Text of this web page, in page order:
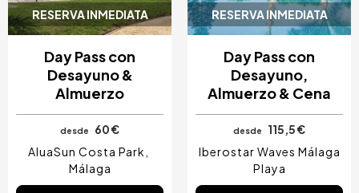
RESERVA INMEDIATA
Day Pass con
Desayuno &
Almuerzo
desde
60 €
AluaSun Costa Park
Málaga
RESERVA INMEDIATA
Day Pass con
Desayuno,
Almuerzo & Cena
desde
115,5 €
Iberostar Waves Málaga
Playa